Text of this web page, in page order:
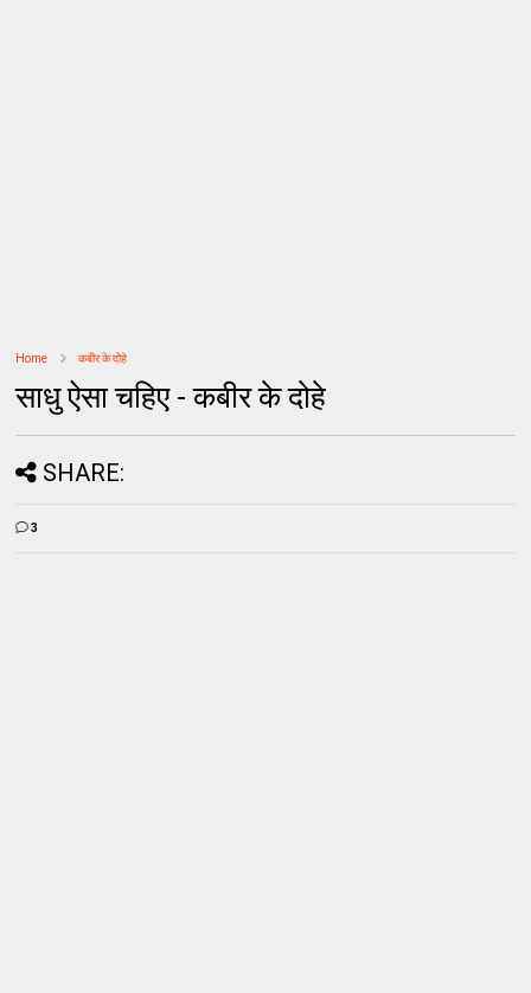
Home कबीर के दोहे
साधु ऐसा चहिए - कबीर के दोहे
SHARE:
3